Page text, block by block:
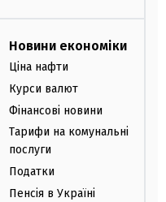
Новини економіки
Ціна нафти
Курси валют
Фінансові новини
Тарифи на комунальні
послуги
Податки
Пенсія в Україні